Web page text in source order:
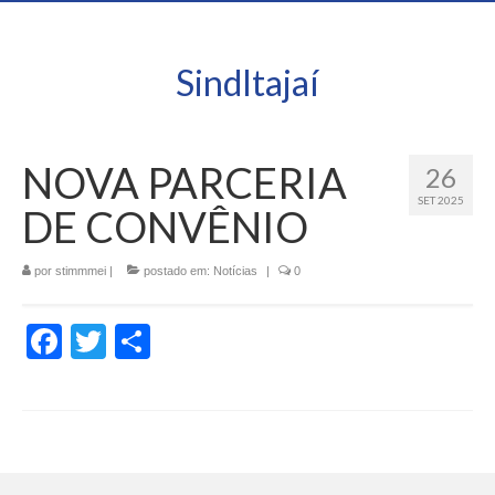
SindItajaí
26
SET 2025
NOVA PARCERIA
DE CONVÊNIO
por stimmmei | postado em: Notícias | 0
Facebook
Twitter